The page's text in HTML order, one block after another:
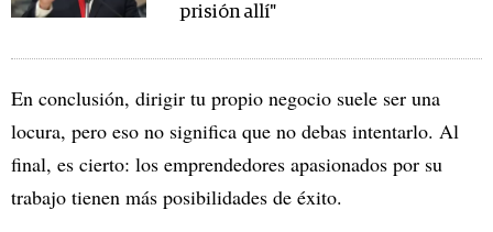
prisión allí"
En conclusión, dirigir tu propio negocio suele ser una
locura, pero eso no significa que no debas intentarlo. Al
final, es cierto: los emprendedores apasionados por su
trabajo tienen más posibilidades de éxito.